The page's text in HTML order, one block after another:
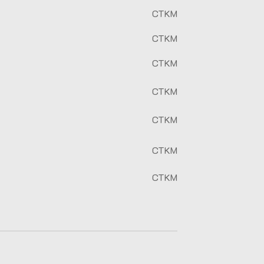
CTKM
CTKM
CTKM
CTKM
CTKM
CTKM
CTKM